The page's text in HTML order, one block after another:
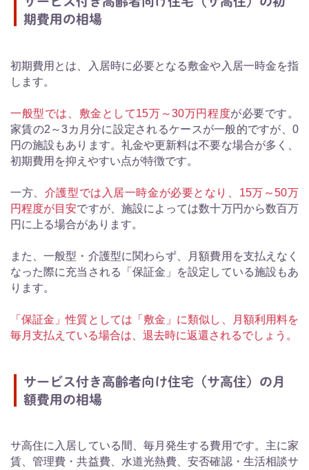
期費用の相場
初期費用とは、入居時に必要となる敷金や入居一時金を指
します。
一般型では、敷金として15万～30万円程度が必要です。
家賃の2～3カ月分に設定されるケースが一般的ですが、0
円の施設もあります。礼金や更新料は不要な場合が多く、
初期費用を抑えやすい点が特徴です。
一方、 介護型では入居一時金が必要となり、15万～50万
円程度が目安ですが、施設によっては数十万円から数百万
円に上る場合があります。
また、一般型・介護型に関わらず、月額費用を支払えなく
なった際に充当される「保証金」を設定している施設もあ
ります。
「保証金」性質としては「敷金」に類似し、月額利用料を
毎月支払えている場合は、退去時に返還されるでしょう。
サービス付き高齢者向け住宅（サ高住）の月
額費用の相場
サ高住に入居している間、毎月発生する費用です。主に家
賃、管理費・共益費、水道光熱費、安否確認・生活相談サ